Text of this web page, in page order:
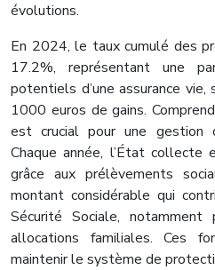
évolutions.
En 2024, le taux cumulé des
17.2%, représentant une
potentiels d’une assurance
1000 euros de gains.
est crucial pour une gestion
Chaque année, l’État collecte
grâce aux prélèvements
montant considérable qui
Sécurité Sociale,
allocations familiales. Ces
maintenir le système de